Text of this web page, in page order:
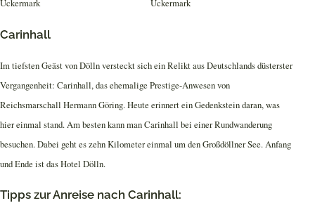
Carinhall
Im tiefsten Geäst von Dölln versteckt sich ein Relikt aus Deutschlands düsterster
Vergangenheit: Carinhall, das ehemalige Prestige-Anwesen von
Reichsmarschall Hermann Göring. Heute erinnert ein Gedenkstein daran, was
hier einmal stand. Am besten kann man Carinhall bei einer Rundwanderung
besuchen. Dabei geht es zehn Kilometer einmal um den Großdöllner See. Anfang
und Ende ist das Hotel Dölln.
Tipps zur Anreise nach Carinhall: